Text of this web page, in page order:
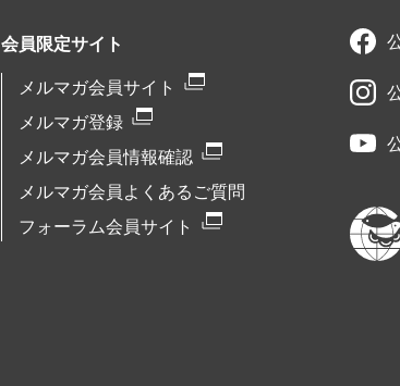
会員限定サイト
メルマガ会員サイト
メルマガ登録
メルマガ会員情報確認
メルマガ会員よくあるご質問
フォーラム会員サイト